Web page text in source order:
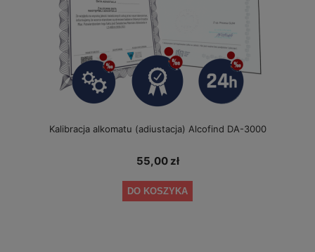
Kalibracja alkomatu (adiustacja) Alcofind DA-3000
55,00 zł
DO KOSZYKA